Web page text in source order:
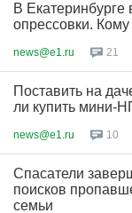
В Екатеринбурге
опрессовки.
news@e1.ru 21
Поставить на
ли купить мини-
news@e1.ru 10
Спасатели
поисков
семьи